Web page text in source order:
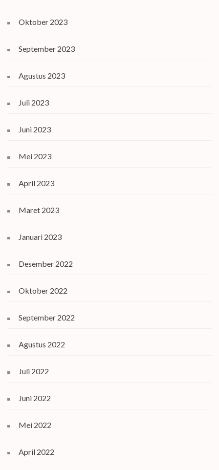
Oktober 2023
September 2023
Agustus 2023
Juli 2023
Juni 2023
Mei 2023
April 2023
Maret 2023
Januari 2023
Desember 2022
Oktober 2022
September 2022
Agustus 2022
Juli 2022
Juni 2022
Mei 2022
April 2022